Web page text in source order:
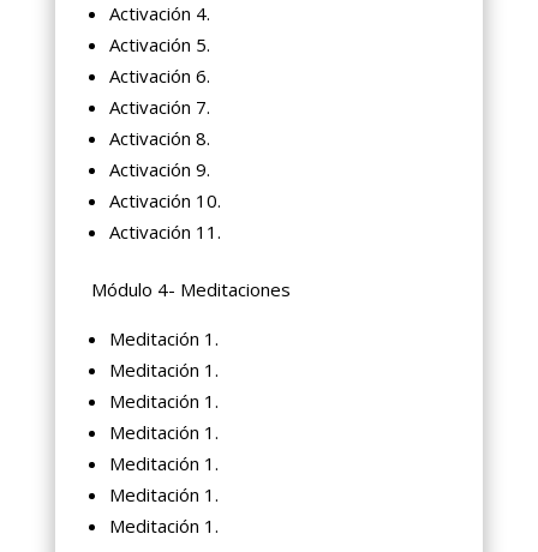
Activación 4.
Activación 5.
Activación 6.
Activación 7.
Activación 8.
Activación 9.
Activación 10.
Activación 11.
Módulo 4- Meditaciones
Meditación 1.
Meditación 1.
Meditación 1.
Meditación 1.
Meditación 1.
Meditación 1.
Meditación 1.